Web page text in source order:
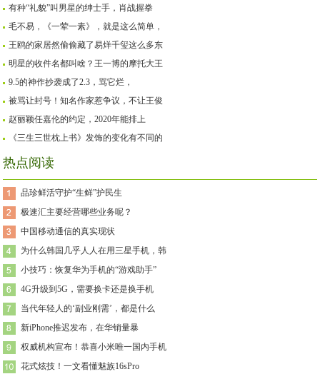
有种“礼貌”叫男星的绅士手，肖战握拳
毛不易，《一荤一素》，就是这么简单，
王鸥的家居然偷偷藏了易烊千玺这么多东
明星的收件名都叫啥？王一博的摩托大王
9.5的神作抄袭成了2.3，骂它烂，
被骂让封号！知名作家惹争议，不让王俊
赵丽颖任嘉伦的约定，2020年能排上
《三生三世枕上书》发饰的变化有不同的
热点阅读
品珍鲜活守护“生鲜”护民生
极速汇主要经营哪些业务呢？
中国移动通信的真实现状
为什么韩国几乎人人在用三星手机，韩
小技巧：恢复华为手机的“游戏助手”
4G升级到5G，需要换卡还是换手机
当代年轻人的‘副业刚需’，都是什么
新iPhone推迟发布，在华销量暴
权威机构宣布！恭喜小米唯一国内手机
花式炫技！一文看懂魅族16sPro